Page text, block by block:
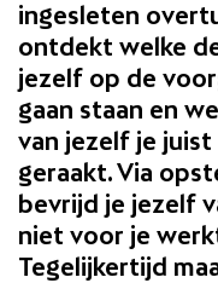
ingesleten
ontdekt welke
jezelf op de
gaan staan en
van jezelf je
geraakt. Via
bevrijd je jezelf
niet voor je
Tegelijkertijd